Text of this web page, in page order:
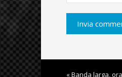
« Banda larga,